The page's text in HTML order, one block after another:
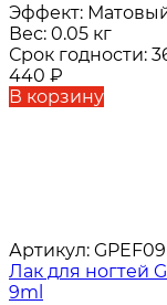
Эффект:
Вес: 0.05 кг
Срок годности:
440 ₽
В корзину
Артикул: GPEF09
Лак для ногтей
9ml